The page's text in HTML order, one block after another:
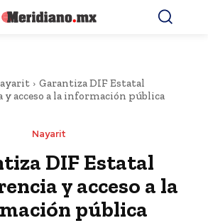
Garantiza DIF Estatal
acceso a la información pública
Nayarit
DIF Estatal
y acceso a la
pública